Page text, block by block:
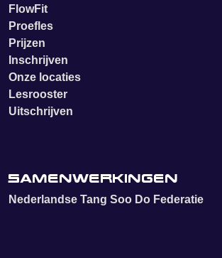
FlowFit
Proefles
Prijzen
Inschrijven
Onze locaties
Lesrooster
Uitschrijven
Samenwerkingen
Nederlandse Tang Soo Do Federatie